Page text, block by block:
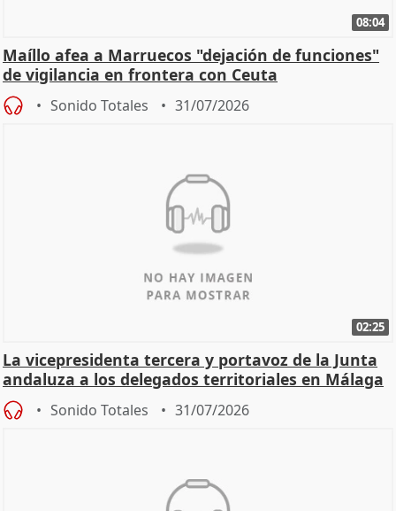
08:04
Maíllo afea a Marruecos "dejación de funciones"
de vigilancia en frontera con Ceuta
Sonido Totales 31/07/2026
02:25
La vicepresidenta tercera y portavoz de la Junta
andaluza a los delegados territoriales en Málaga
Sonido Totales 31/07/2026